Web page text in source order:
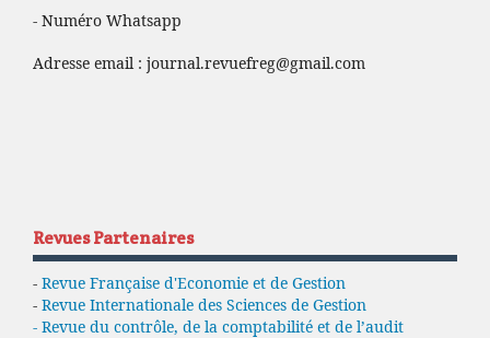
- Numéro Whatsapp
Adresse email : journal.revuefreg@gmail.com
Revues Partenaires
- Revue Française d'Economie et de Gestion
- Revue Internationale des Sciences de Gestion
- Revue du contrôle, de la comptabilité et de l’audit